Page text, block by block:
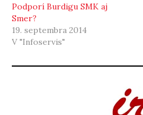
Podporí Burdigu SMK aj
Smer?
19. septembra 2014
V "Infoservis"